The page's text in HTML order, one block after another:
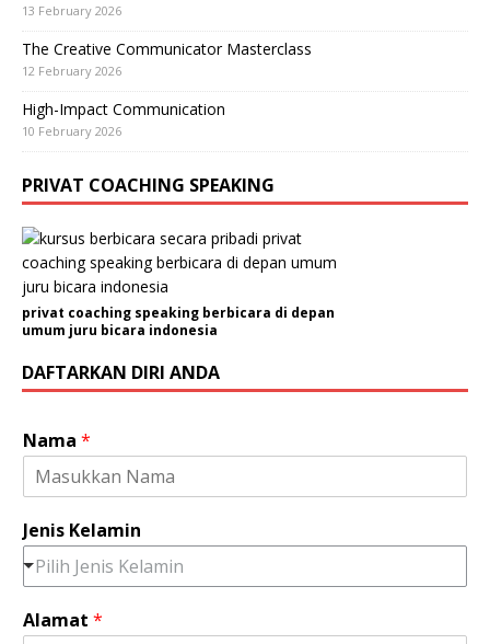
13 February 2026
The Creative Communicator Masterclass
12 February 2026
High-Impact Communication
10 February 2026
PRIVAT COACHING SPEAKING
privat coaching speaking berbicara di depan
umum juru bicara indonesia
DAFTARKAN DIRI ANDA
Nama *
Jenis Kelamin
Pilih Jenis Kelamin
*
*
Alamat *